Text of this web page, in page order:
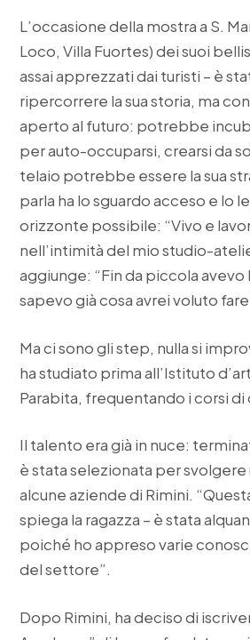
L’occasione della mostra a S.
Loco, Villa Fuortes) dei suoi
assai apprezzati dai turisti – è
ripercorrere la sua storia, ma
aperto al futuro: potrebbe
per auto-occuparsi, crearsi da
telaio potrebbe essere la sua
parla ha lo sguardo acceso e lo
orizzonte possibile: “Vivo e
nell’intimità del mio studio-
aggiunge: “Fin da piccola avevo
sapevo già cosa avrei voluto
Ma ci sono gli step, nulla si
ha studiato prima all’Istituto
Parabita, frequentando i corsi di
Il talento era già in nuce:
è stata selezionata per svolgere
alcune aziende di Rimini.
spiega la ragazza – è stata
poiché ho appreso varie
del settore”.
Dopo Rimini, ha deciso di